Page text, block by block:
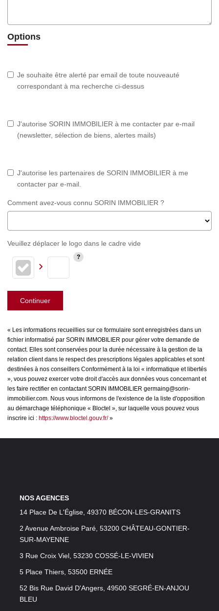
Options
Je souhaite être alerté par email de toute nouveauté
correspondant à ma recherche ci-dessus
J'autorise SORIN IMMOBILIER à me contacter par e-mail
(newsletter, sélection de biens, alertes mails)
J'autorise les partenaires de SORIN IMMOBILIER à me
contacter par e-mail.
Comment avez-vous connu SORIN IMMOBILIER ?
Veuillez déplacer le logo dans le cadre vide
Continuer
« Les informations recueillies sur ce formulaire sont enregistrées dans un
fichier informatisé par SORIN IMMOBILIER pour gérer votre demande de
contact. Elles sont conservées pour la durée nécessaire à la gestion de la
relation client dans le respect des prescriptions légales applicables et sont
destinées à nos conseillers Conformément à la loi « informatique et libertés
», vous pouvez exercer votre droit d'accès aux données vous concernant et
les faire rectifier en contactant SORIN IMMOBILIER germaing@sorin-
immobilier.com. Nous vous informons de l'existence de la liste d'opposition
au démarchage téléphonique « Bloctel », sur laquelle vous pouvez vous
inscrire ici : https://www.bloctel.gouv.fr/»
NOS AGENCES
14 Place De L'Église, 49370 BÉCON-LES-GRANITS
2 Avenue Ambroise Paré, 53200 CHÂTEAU-GONTIER-
SUR-MAYENNE
3 Rue Croix Viel, 53230 COSSÉ-LE-VIVIEN
5 Place Thiers, 53500 ERNÉE
52 Bis Rue David D'Angers, 49500 SEGRÉ-EN-ANJOU
BLEU